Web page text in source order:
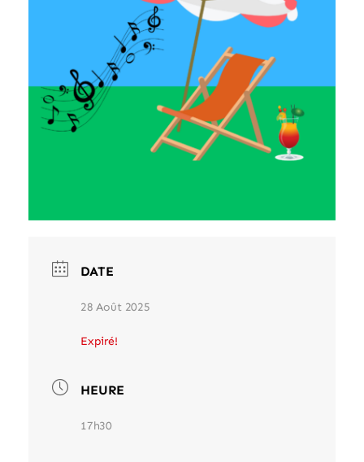
DATE
28 Août 2025
Expiré!
HEURE
17h30